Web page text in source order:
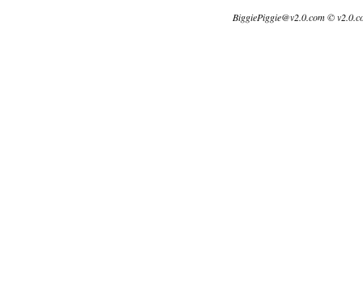
BiggiePiggie@v2.0.com ©